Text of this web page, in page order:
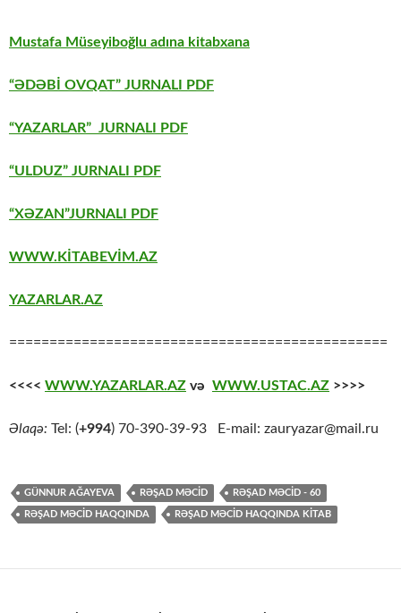
Mustafa Müseyiboğlu adına kitabxana
“ƏDƏBİ OVQAT” JURNALI PDF
“YAZARLAR” JURNALI PDF
“ULDUZ” JURNALI PDF
“XƏZAN”JURNALI PDF
WWW.KİTABEVİM.AZ
YAZARLAR.AZ
===============================================
<<<< WWW.YAZARLAR.AZ və WWW.USTAC.AZ >>>>
Əlaqə: Tel: (+994) 70-390-39-93 E-mail: zauryazar@mail.ru
GÜNNUR AĞAYEVA RƏŞAD MƏCİD RƏŞAD MƏCİD - 60
RƏŞAD MƏCİD HAQQINDA RƏŞAD MƏCID HAQQINDA KITAB